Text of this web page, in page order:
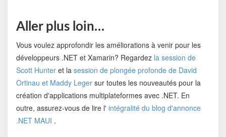
Aller plus loin…
Vous voulez approfondir les améliorations à venir pour les
développeurs .NET et Xamarin? Regardez la session de
Scott Hunteret la session de plongée profonde de David
Ortinau et Maddy Legersur toutes les nouveautés pour la
création d'applications multiplateformes avec .NET. En
outre, assurez-vous de lire l' intégralité du blog d'annonce
.NET MAUI .